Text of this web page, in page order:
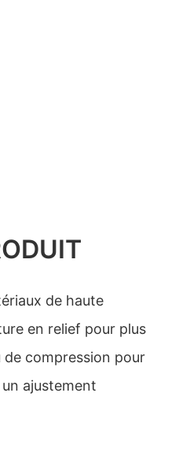
de haute
en relief pour plus
de compression pour
ajustement